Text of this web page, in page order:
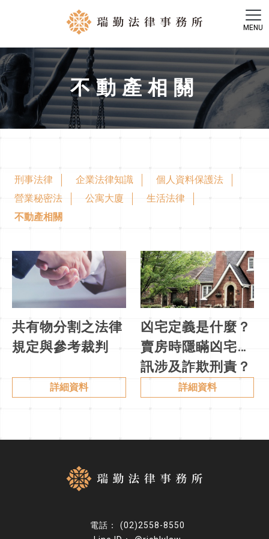
不動產相關
刑事法律 企業法律知識
個人資料保護法
營業秘密法
公寓大廈
生活法律
不動產相關
共有物分割之法律
規定與參考裁判
詳細資料
凶宅定義是什麼？
賣房時隱瞞凶宅資
訊涉及詐欺刑責？
詳細資料
(02)2558-8550